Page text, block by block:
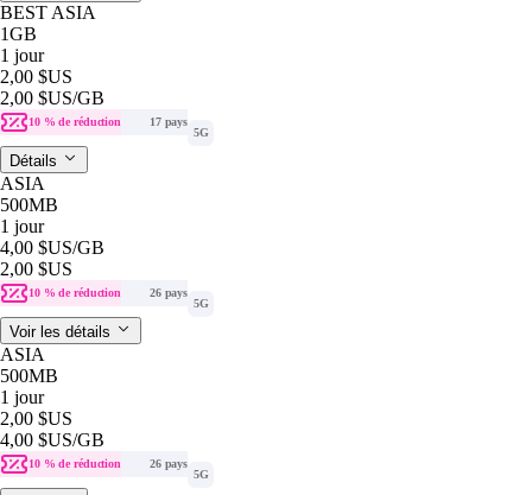
BEST ASIA
1GB
1 jour
2,00 $US
2,00 $US/GB
10 % de réduction
17 pays
5G
Détails
ASIA
500MB
1 jour
4,00 $US/GB
2,00 $US
10 % de réduction
26 pays
5G
Voir les détails
ASIA
500MB
1 jour
2,00 $US
4,00 $US/GB
10 % de réduction
26 pays
5G